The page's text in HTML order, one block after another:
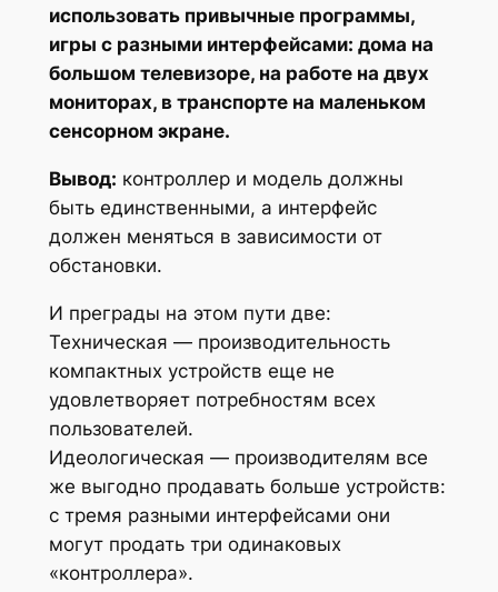
использовать привычные программы,
игры с разными интерфейсами: дома на
большом телевизоре, на работе на двух
мониторах, в транспорте на маленьком
сенсорном экране.
Вывод: контроллер и модель должны
быть единственными, а интерфейс
должен меняться в зависимости от
обстановки.
И преграды на этом пути две:
Техническая — производительность
компактных устройств еще не
удовлетворяет потребностям всех
пользователей.
Идеологическая — производителям все
же выгодно продавать больше устройств:
с тремя разными интерфейсами они
могут продать три одинаковых
«контроллера».